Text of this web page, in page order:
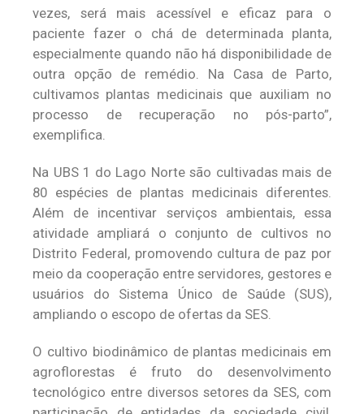
vezes, será mais acessível e eficaz para o
paciente fazer o chá de determinada planta,
especialmente quando não há disponibilidade de
outra opção de remédio. Na Casa de Parto,
cultivamos plantas medicinais que auxiliam no
processo de recuperação no pós-parto”,
exemplifica.
Na UBS 1 do Lago Norte são cultivadas mais de
80 espécies de plantas medicinais diferentes.
Além de incentivar serviços ambientais, essa
atividade ampliará o conjunto de cultivos no
Distrito Federal, promovendo cultura de paz por
meio da cooperação entre servidores, gestores e
usuários do Sistema Único de Saúde (SUS),
ampliando o escopo de ofertas da SES.
O cultivo biodinâmico de plantas medicinais em
agroflorestas é fruto do desenvolvimento
tecnológico entre diversos setores da SES, com